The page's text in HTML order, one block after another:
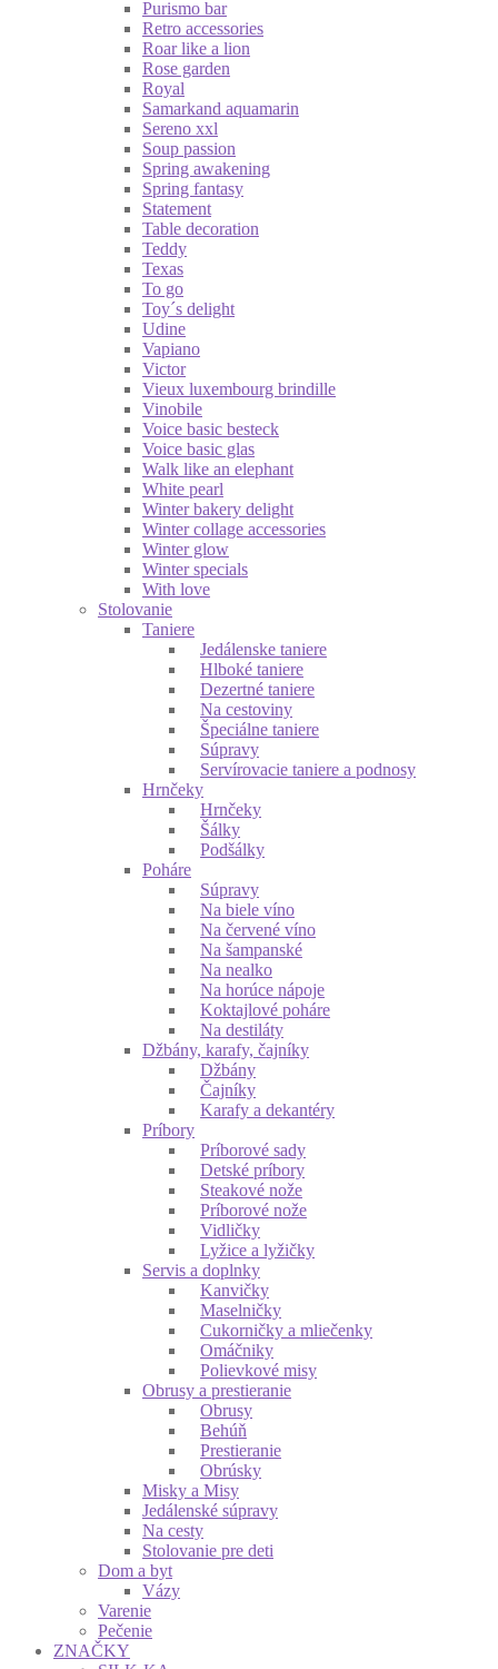
Purismo bar
Retro accessories
Roar like a lion
Rose garden
Royal
Samarkand aquamarin
Sereno xxl
Soup passion
Spring awakening
Spring fantasy
Statement
Table decoration
Teddy
Texas
To go
Toy´s delight
Udine
Vapiano
Victor
Vieux luxembourg brindille
Vinobile
Voice basic besteck
Voice basic glas
Walk like an elephant
White pearl
Winter bakery delight
Winter collage accessories
Winter glow
Winter specials
With love
Stolovanie
Taniere
Jedálenske taniere
Hlboké taniere
Dezertné taniere
Na cestoviny
Špeciálne taniere
Súpravy
Servírovacie taniere a podnosy
Hrnčeky
Hrnčeky
Šálky
Podšálky
Poháre
Súpravy
Na biele víno
Na červené víno
Na šampanské
Na nealko
Na horúce nápoje
Koktajlové poháre
Na destiláty
Džbány, karafy, čajníky
Džbány
Čajníky
Karafy a dekantéry
Príbory
Príborové sady
Detské príbory
Steakové nože
Príborové nože
Vidličky
Lyžice a lyžičky
Servis a doplnky
Kanvičky
Maselničky
Cukorničky a mliečenky
Omáčniky
Polievkové misy
Obrusy a prestieranie
Obrusy
Behúň
Prestieranie
Obrúsky
Misky a Misy
Jedálenské súpravy
Na cesty
Stolovanie pre deti
Dom a byt
Vázy
Varenie
Pečenie
ZNAČKY